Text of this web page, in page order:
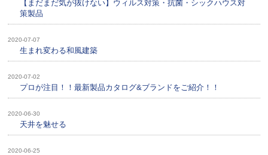
【まだまだ気が抜けない】ウィルス対策・抗菌・シックハウス対
策製品
2020-07-07
生まれ変わる和風建築
2020-07-02
プロが注目！！最新製品カタログ&ブランドをご紹介！！
2020-06-30
天井を魅せる
2020-06-25